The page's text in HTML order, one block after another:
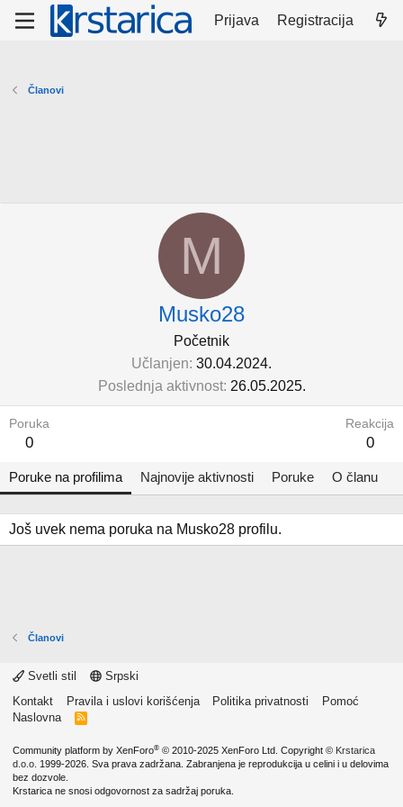
Prijava Registracija
Članovi
M
Musko28
Početnik
Učlanjen 30.04.2024.
Poslednja aktivnost 26.05.2025.
Poruka
0
Reakcija
0
Poruke na profilima Najnovije aktivnosti Poruke O članu
Još uvek nema poruka na Musko28 profilu.
Članovi
Svetli stil
Srpski
Kontakt
Pravila i uslovi korišćenja Politika privatnosti
Pomoć
Naslovna
R
Community platform by XenForo® © 2010-2025 XenForo Ltd. Copyright © Krstarica
d.o.o. 1999-2026. Sva prava zadržana. Zabranjena je reprodukcija u celini i u delovima
bez dozvole.
Krstarica ne snosi odgovornost za sadržaj poruka.